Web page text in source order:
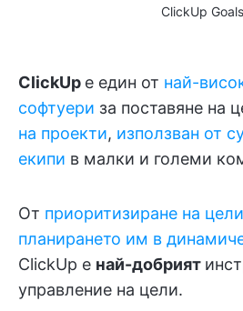
ClickUp
ClickUp е един от най-
софтуери за поставяне на
на проекти, използван от
екипи в малки и големи
От приоритизиране на
планирането им в
ClickUp е най-добрият
управление на цели.